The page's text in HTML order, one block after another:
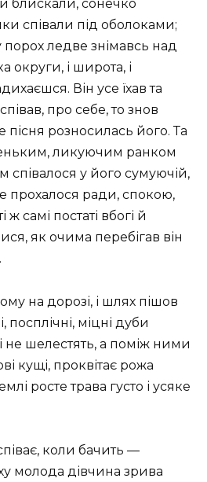
блискали, сонечко
співали під оболоками;
ледве знімавсь над
округи, і широта, і
Він усе їхав та
про себе, то знов
пісня розносилась його. Та
ликуючим ранком
співалося у його сумуючій,
прохалося ради, спокою,
ж самі постаті вбогі й
як очима перебігав він
на дорозі, і шлях пішов
посплічні, міцні дуби
не шелестять, а поміж ними
кущі, проквітає рожа
росте трава густо і усяке
коли бачить —
молода дівчина зрива